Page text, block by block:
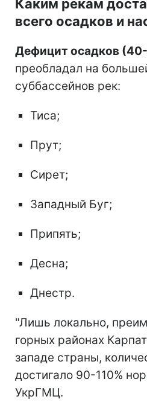
Каким рекам
всего осадков и
Дефицит осадков
преобладал на
суббассейнов рек:
Тиса;
Прут;
Сирет;
Западный Буг;
Припять;
Десна;
Днестр.
"Лишь локально,
горных районах
западе страны,
достигало 90-110%
УкрГМЦ.